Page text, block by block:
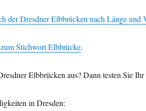
der Dresdner Elbbrücken nach Länge und
Stichwort Elbbrücke.
Elbbrücken aus? Dann testen Sie
in Dresden: